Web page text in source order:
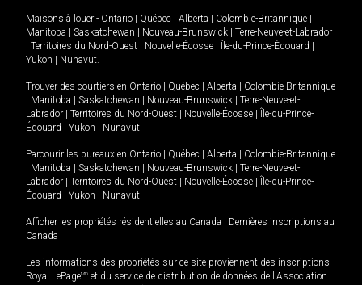
Maisons à louer - Ontario Québec Alberta Colombie-Britannique
Manitoba
Saskatchewan Nouveau-Brunswick
Terre-Neuve-et-Labrador
Territoires du Nord-Ouest Nouvelle-Écosse Île-du-Prince-Édouard
Yukon
Nunavut.
Trouver des courtiers en Ontario Québec Alberta
Colombie-Britannique
Manitoba Saskatchewan Nouveau-Brunswick
Terre-Neuve-et-
Labrador
Territoires du Nord-Ouest Nouvelle-Écosse
Île-du-Prince-
Édouard
Yukon Nunavut
Parcourir les bureaux en Ontario Québec Alberta
Colombie-Britannique
Manitoba Saskatchewan Nouveau-Brunswick
Terre-Neuve-et-
Labrador
Territoires du Nord-Ouest Nouvelle-Écosse
Île-du-Prince-
Édouard
Yukon Nunavut
Afficher les propriétés résidentielles au Canada
Dernières inscriptions au
Canada
Les informations des propriétés sur ce site proviennent des inscriptions
Royal LePageMD et du service de distribution de données de l'Association